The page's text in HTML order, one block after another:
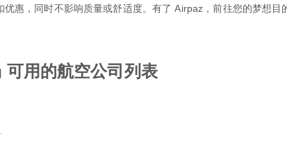
惠，同时不影响质量或舒适度。有了 Airpaz，前往您的梦想目
用的航空公司列表